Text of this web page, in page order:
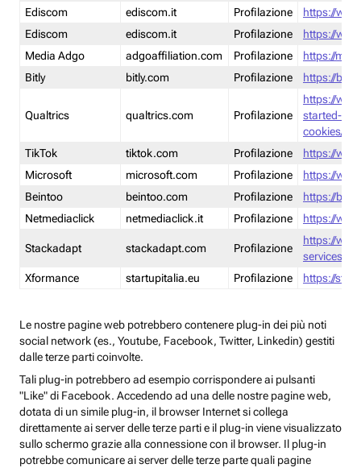
Ediscom
ediscom.it Profilazione
https://
Ediscom
ediscom.it Profilazione
https://
Media Adgo
adgoaffiliation.com Profilazione
https://
Bitly
bitly.com Profilazione https://
Qualtrics qualtrics.com Profilazione
https://
started-
cookies/
TikTok
tiktok.com Profilazione
https://
Microsoft
microsoft.com Profilazione
https://
Beintoo
beintoo.com Profilazione
https://
Netmediaclick
netmediaclick.it Profilazione https://
Stackadapt stackadapt.com Profilazione
https://
services-
Xformance
startupitalia.eu Profilazione https://
Le nostre pagine web potrebbero contenere plug-in dei più noti
social network (es., Youtube, Facebook, Twitter, Linkedin) gestiti
dalle terze parti coinvolte.
Tali plug-in potrebbero ad esempio corrispondere ai pulsanti
"Like" di Facebook. Accedendo ad una delle nostre pagine web,
dotata di un simile plug-in, il browser Internet si collega
direttamente ai server delle terze parti e il plug-in viene visualizzato
sullo schermo grazie alla connessione con il browser. Il plug-in
potrebbe comunicare ai server delle terze parte quali pagine